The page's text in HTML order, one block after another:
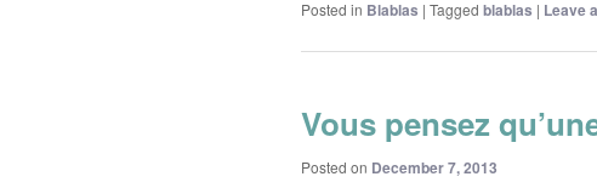
Posted in Blablas | Tagged blablas | Leave
Vous pensez
Posted on December 7, 2013